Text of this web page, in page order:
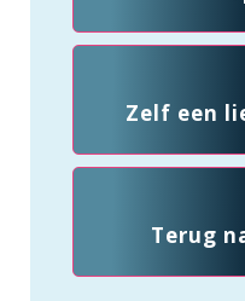
Zelf een
Terug